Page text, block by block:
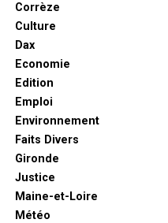
Corrèze
Culture
Dax
Economie
Edition
Emploi
Environnement
Faits Divers
Gironde
Justice
Maine-et-Loire
Météo